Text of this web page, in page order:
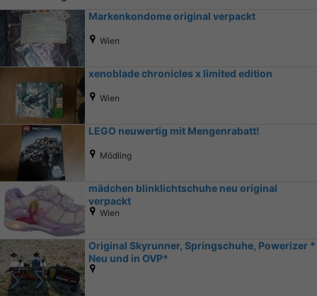
Markenkondome original verpackt
Wien
xenoblade chronicles x limited edition
Wien
LEGO neuwertig mit Mengenrabatt!
Mödling
mädchen blinklichtschuhe neu original
verpackt
Wien
Original Skyrunner, Springschuhe, Powerizer *
Neu und in OVP*